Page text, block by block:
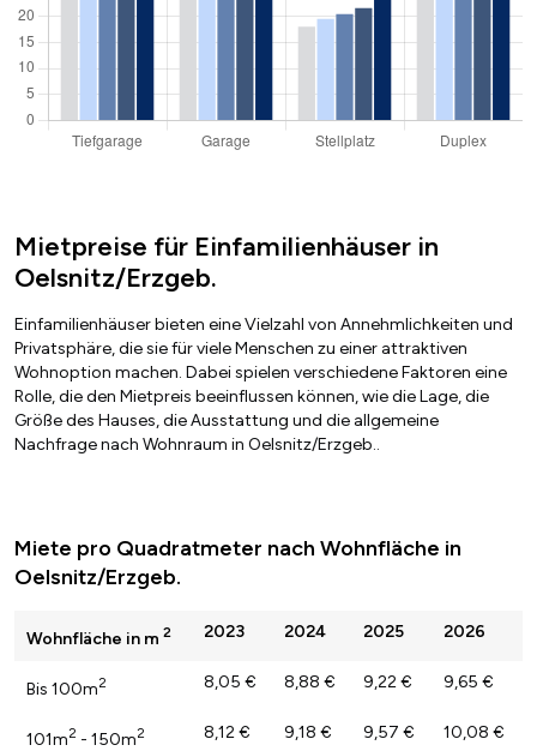
Mietpreise für Einfamilienhäuser in
Oelsnitz/Erzgeb.
Einfamilienhäuser bieten eine Vielzahl von Annehmlichkeiten und
Privatsphäre, die sie für viele Menschen zu einer attraktiven
Wohnoption machen. Dabei spielen verschiedene Faktoren eine
Rolle, die den Mietpreis beeinflussen können, wie die Lage, die
Größe des Hauses, die Ausstattung und die allgemeine
Nachfrage nach Wohnraum in Oelsnitz/Erzgeb..
Miete pro Quadratmeter nach Wohnfläche in
Oelsnitz/Erzgeb.
Wohnfläche in m 2 2023 2024 2025 2026
Bis 100m2 8,05 € 8,88 € 9,22 € 9,65 €
101m2 - 150m2 8,12 € 9,18 € 9,57 € 10,08 €